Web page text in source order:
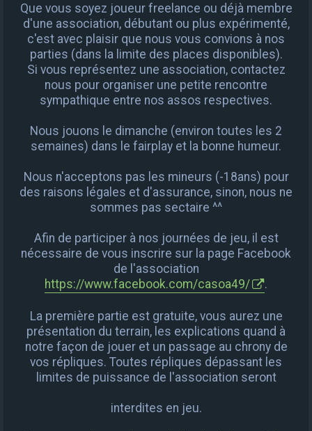
Que vous soyez joueur freelance ou déjà membre
d'une association, débutant ou plus expérimenté,
c'est avec plaisir que nous vous convions à nos
parties (dans la limite des places disponibles).
Si vous représentez une association, contactez
nous pour organiser une petite rencontre
sympathique entre nos assos respectives.
Nous jouons le dimanche (environ toutes les 2
semaines) dans le fairplay et la bonne humeur.
Nous n'acceptons pas les mineurs (-18ans) pour
des raisons légales et d'assurance, sinon, nous ne
sommes pas sectaire ^^
Afin de participer à nos journées de jeu, il est
nécessaire de vous inscrire sur la page Facebook
de l'association
https://www.facebook.com/casoa49/
.
La première partie est gratuite, vous aurez une
présentation du terrain, les explications quand à
notre façon de jouer et un passage au chrony de
vos répliques. Toutes répliques dépassant les
limites de puissance de l'association seront
interdites en jeu.